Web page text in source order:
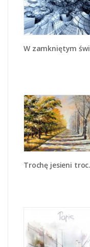
W zamkniętym świecie - GR409
Trochę jesieni trochę zimy - GR292